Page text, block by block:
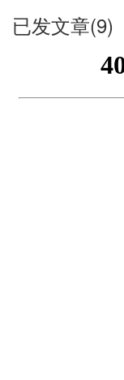
已发文章(9)